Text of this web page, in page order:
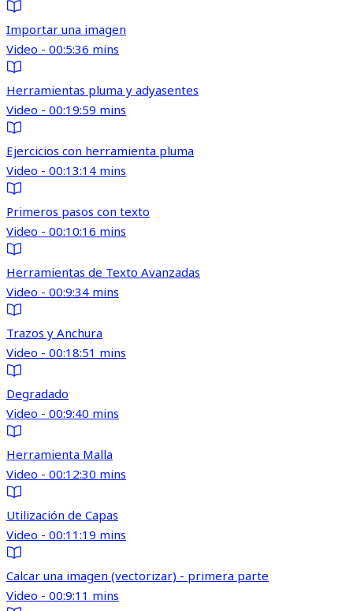
Importar una imagen
Video - 00:5:36 mins
Herramientas pluma y adyasentes
Video - 00:19:59 mins
Ejercicios con herramienta pluma
Video - 00:13:14 mins
Primeros pasos con texto
Video - 00:10:16 mins
Herramientas de Texto Avanzadas
Video - 00:9:34 mins
Trazos y Anchura
Video - 00:18:51 mins
Degradado
Video - 00:9:40 mins
Herramienta Malla
Video - 00:12:30 mins
Utilización de Capas
Video - 00:11:19 mins
Calcar una imagen (vectorizar) - primera parte
Video - 00:9:11 mins